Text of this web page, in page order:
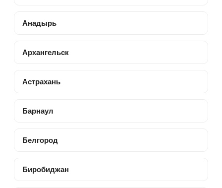
Анадырь
Архангельск
Астрахань
Барнаул
Белгород
Биробиджан